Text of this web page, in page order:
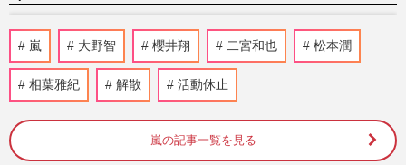
嵐・松本潤、ライブ演出の次はアイドルプ
ロデュース！大手配信で“timelesz式”オー
ディション番組が進行中…
週刊女性2026年8月18日・25日号
『嵐』全メンバーのファンクラブ揃い踏み
嵐 大野智 櫻井翔 二宮和也 松本潤
相葉雅紀 解散 活動休止
嵐の記事一覧を見る